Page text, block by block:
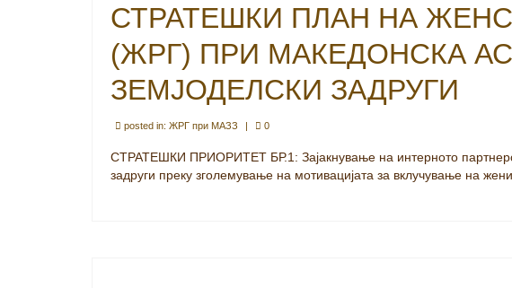
СТРАТЕШКИ ПЛАН НА
(ЖРГ) ПРИ МАКЕДОНСКА
ЗЕМЈОДЕЛСКИ ЗАДРУГИ
posted in: ЖРГ при МАЗЗ | 0
СТРАТЕШКИ ПРИОРИТЕТ БР.1: Зајакнување на интерното
задруги преку зголемување на мотивацијата за вклучување на